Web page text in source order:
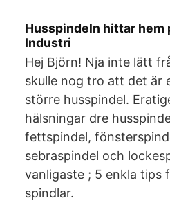
Husspindeln hittar hem
Industri
Hej Björn! Nja inte lätt
skulle nog tro att det är
större husspindel.
hälsningar dre
fettspindel,
sebraspindel och
vanligaste ; 5 enkla tips
spindlar.